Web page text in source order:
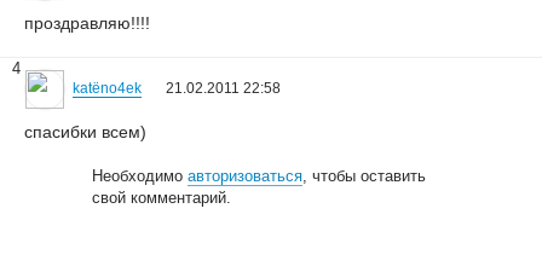
проздравляю!!!!
4
katёno4ek 21.02.2011 22:58
спасибки всем)
Необходимоавторизоваться, чтобы оставить
свой комментарий.